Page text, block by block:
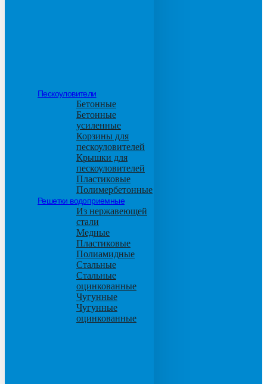
Пескоуловители
Бетонные
Бетонные
усиленные
Корзины для
пескоуловителей
Крышки для
пескоуловителей
Пластиковые
Полимербетонные
Решетки водоприемные
Из нержавеющей
стали
Медные
Пластиковые
Полиамидные
Стальные
Стальные
оцинкованные
Чугунные
Чугунные
оцинкованные